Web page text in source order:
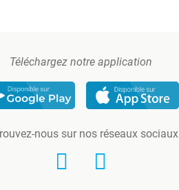
Téléchargez notre application
nous sur nos réseaux sociaux